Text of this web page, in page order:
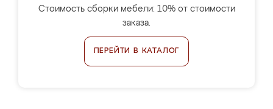
Стоимость сборки мебели: 10% от стоимости
заказа.
ПЕРЕЙТИ В КАТАЛОГ